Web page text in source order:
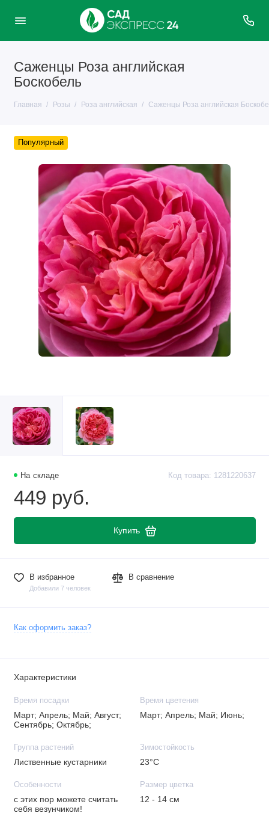
Саженцы Роза английская
Боскобель
Главная Розы Роза английская Саженцы Роза английская
Популярный
На складе Код товара: 1281220637
449 руб.
Купить
В избранное
Добавили 7 человек
В сравнение
Как оформить заказ?
Характеристики
Время посадки
Март; Апрель; Май; Август;
Сентябрь; Октябрь;
Время цветения
Март; Апрель; Май; Июнь;
Группа растений
Лиственные кустарники
Зимостойкость
23°C
Особенности
с этих пор можете считать
себя везунчиком!
Размер цветка
12 - 14 см